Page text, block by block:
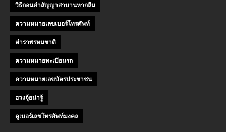
วิธีถอนคําสัญญาสาบานหากลืม
ความหมายเลขเบอร์โทรศัพท์
ตำราพรหมชาติ
ความหมายทะเบียนรถ
ความหมายเลขบัตรประชาชน
ฮวงจุ้ยน่ารู้
ดูเบอร์เลขโทรศัพท์มงคล